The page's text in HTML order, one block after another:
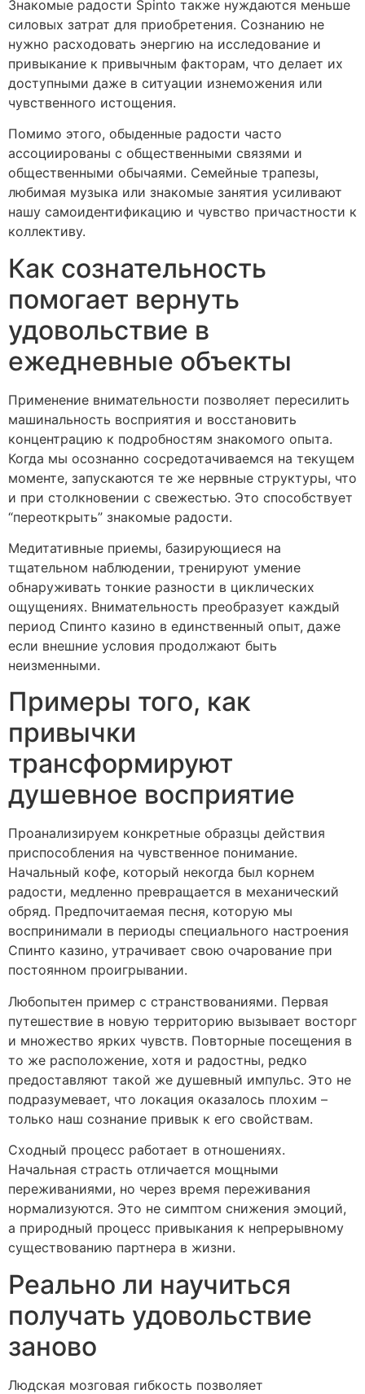
Знакомые радости Spinto также нуждаются меньше
силовых затрат для приобретения. Сознанию не
нужно расходовать энергию на исследование и
привыкание к привычным факторам, что делает их
доступными даже в ситуации изнеможения или
чувственного истощения.
Помимо этого, обыденные радости часто
ассоциированы с общественными связями и
общественными обычаями. Семейные трапезы,
любимая музыка или знакомые занятия усиливают
нашу самоидентификацию и чувство причастности к
коллективу.
Как сознательность
помогает вернуть
удовольствие в
ежедневные объекты
Применение внимательности позволяет пересилить
машинальность восприятия и восстановить
концентрацию к подробностям знакомого опыта.
Когда мы осознанно сосредотачиваемся на текущем
моменте, запускаются те же нервные структуры, что
и при столкновении с свежестью. Это способствует
“переоткрыть” знакомые радости.
Медитативные приемы, базирующиеся на
тщательном наблюдении, тренируют умение
обнаруживать тонкие разности в циклических
ощущениях. Внимательность преобразует каждый
период Спинто казино в единственный опыт, даже
если внешние условия продолжают быть
неизменными.
Примеры того, как
привычки
трансформируют
душевное восприятие
Проанализируем конкретные образцы действия
приспособления на чувственное понимание.
Начальный кофе, который некогда был корнем
радости, медленно превращается в механический
обряд. Предпочитаемая песня, которую мы
воспринимали в периоды специального настроения
Спинто казино, утрачивает свою очарование при
постоянном проигрывании.
Любопытен пример с странствованиями. Первая
путешествие в новую территорию вызывает восторг
и множество ярких чувств. Повторные посещения в
то же расположение, хотя и радостны, редко
предоставляют такой же душевный импульс. Это не
подразумевает, что локация оказалось плохим –
только наш сознание привык к его свойствам.
Сходный процесс работает в отношениях.
Начальная страсть отличается мощными
переживаниями, но через время переживания
нормализуются. Это не симптом снижения эмоций,
а природный процесс привыкания к непрерывному
существованию партнера в жизни.
Реально ли научиться
получать удовольствие
заново
Людская мозговая гибкость позволяет